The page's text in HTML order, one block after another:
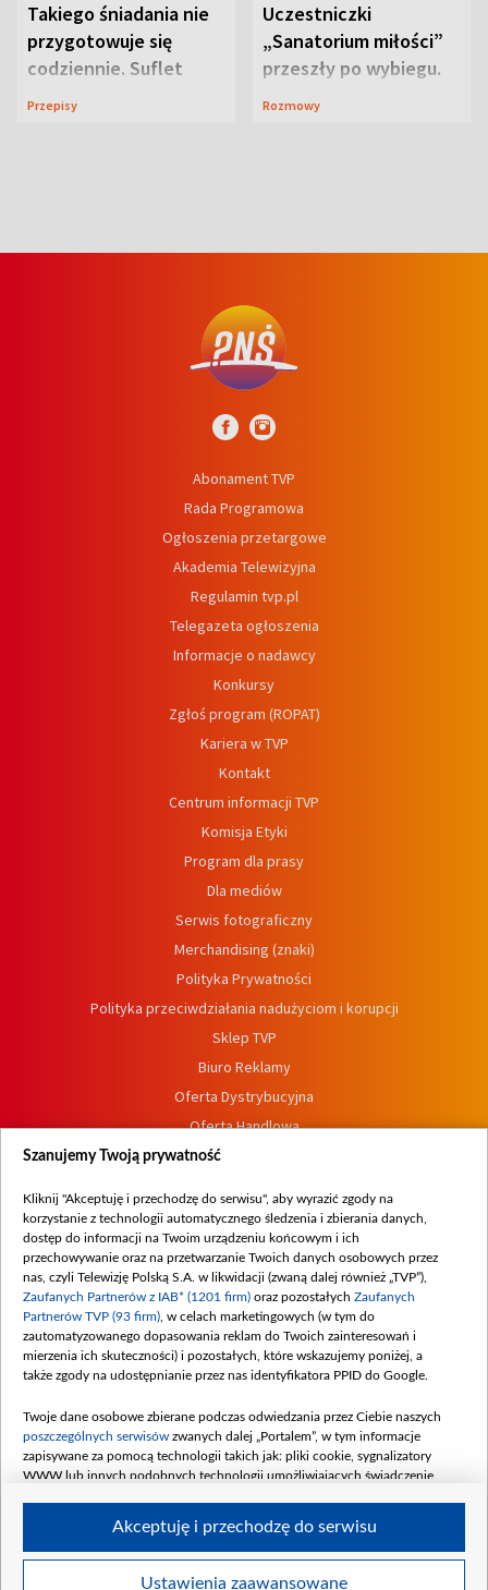
Takiego śniadania nie
przygotowuje się
codziennie. Suflet
serowy zachwyca
Przepisy
Uczestniczki
„Sanatorium miłości”
przeszły po wybiegu.
Te stylizacje
Rozmowy
Abonament TVP
Rada Programowa
Ogłoszenia przetargowe
Akademia Telewizyjna
Regulamin tvp.pl
Telegazeta ogłoszenia
Informacje o nadawcy
Konkursy
Zgłoś program (ROPAT)
Kariera w TVP
Kontakt
Centrum informacji TVP
Komisja Etyki
Program dla prasy
Dla mediów
Serwis fotograficzny
Merchandising (znaki)
Polityka Prywatności
Polityka przeciwdziałania nadużyciom i korupcji
Sklep TVP
Biuro Reklamy
Oferta Dystrybucyjna
Oferta Handlowa
Dostępność
Procedura zgłoszeń wewnętrznych
Szanujemy Twoją prywatność
Kliknij "Akceptuję i przechodzę do serwisu", aby wyrazić zgody na
korzystanie z technologii automatycznego śledzenia i zbierania danych,
dostęp do informacji na Twoim urządzeniu końcowym i ich
przechowywanie oraz na przetwarzanie Twoich danych osobowych przez
nas, czyli Telewizję Polską S.A. w likwidacji (zwaną dalej również „TVP”),
Zaufanych Partnerów z IAB* (1201 firm) oraz pozostałych Zaufanych
Partnerów TVP (93 firm) , w celach marketingowych (w tym do
zautomatyzowanego dopasowania reklam do Twoich zainteresowań i
mierzenia ich skuteczności) i pozostałych, które wskazujemy poniżej, a
także zgody na udostępnianie przez nas identyfikatora PPID do Google.
Twoje dane osobowe zbierane podczas odwiedzania przez Ciebie naszych
poszczególnych serwisów zwanych dalej „Portalem”, w tym informacje
zapisywane za pomocą technologii takich jak: pliki cookie, sygnalizatory
WWW lub innych podobnych technologii umożliwiających świadczenie
Twoje dane osobowe zbierane podczas odwiedzania przez Ciebie
Ustawienia zaawansowane
Akceptuję i przechodzę do serwisu